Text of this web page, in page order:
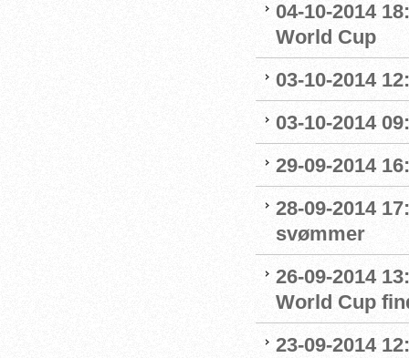
04-10-2014
World Cup
03-10-2014
03-10-2014
29-09-2014
28-09-2014
svømmer
26-09-2014
World Cup
23-09-2014